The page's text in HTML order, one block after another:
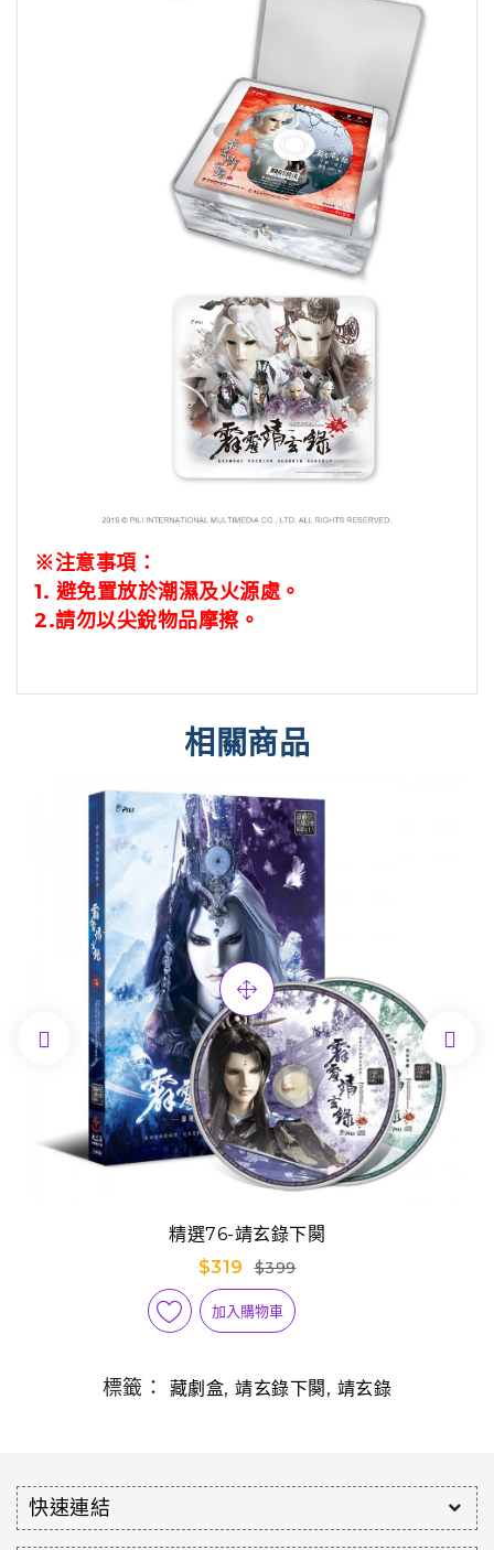
※注意事項：
1. 避免置放於潮濕及火源處。
2.請勿以尖銳物品摩擦。
相關商品
精選76-靖玄錄下闋
$319
$399
加入購物車
 
標籤： 藏劇盒,靖玄錄下闋 , 靖玄錄
快速連結